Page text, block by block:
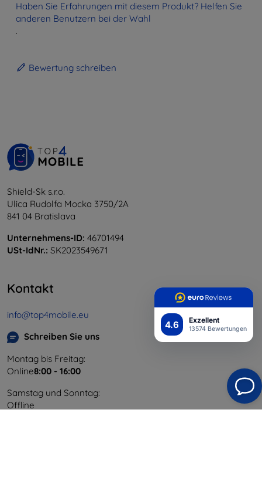
4.6 Exzellent
13574 Bewertungen
Haben Sie Erfahrungen mit diesem Produkt? Helfen Sie
anderen Benutzern bei der Wahl
.
Bewertung schreiben
Shield-Sk s.r.o.
Ulica Rudolfa Mocka 3750/2A
841 04 Bratislava
Unternehmens-ID: 46701494
USt-IdNr.: SK2023549671
Kontakt
info@top4mobile.eu
Schreiben Sie uns
Montag bis Freitag:
Online8:00 - 16:00
Samstag und Sonntag:
Offline